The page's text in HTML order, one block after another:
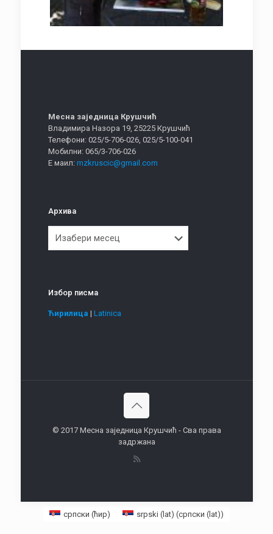
Месна заједница Крушчић
Владимира Назора 19, 25225 Крушчић
Телефони: 025/5-706-026, 025/5-100-041
Мобилни: 065/3-706-026
Е маил: mzkruscic@gmail.com
Архива
Избор писма
Ћирилица | Latinica
© 2017 Месна заједница Крушчић - Сва права
задржана
српски (ћир) srpski (lat) (српски (lat))